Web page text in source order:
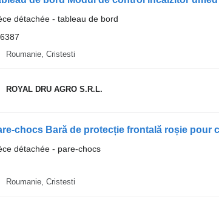
détachée - tableau de bord
Roumanie, Cristesti
ROYAL DRU AGRO S.R.L.
chocs Bară de protecție frontală roșie pour
détachée - pare-chocs
Roumanie, Cristesti